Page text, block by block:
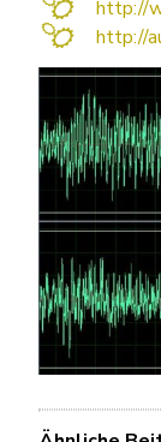
http://
http://